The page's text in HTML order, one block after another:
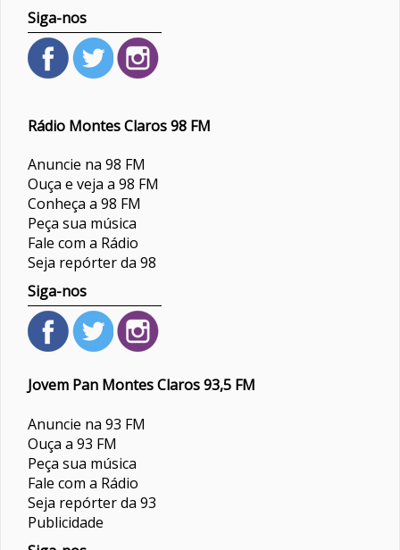
Siga-nos
Rádio Montes Claros 98 FM
Anuncie na 98 FM
Ouça e veja a 98 FM
Conheça a 98 FM
Peça sua música
Fale com a Rádio
Seja repórter da 98
Siga-nos
Jovem Pan Montes Claros 93,5 FM
Anuncie na 93 FM
Ouça a 93 FM
Peça sua música
Fale com a Rádio
Seja repórter da 93
Publicidade